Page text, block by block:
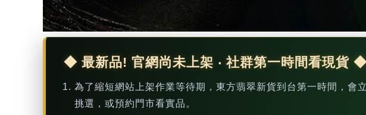
◆ 最新品! 官網尚未上架 ‧ 社群第一時間看現貨
為了縮短網站上架作業等待期，東方翡翠新貨到台第一時間，會
挑選，或預約門市看實品。